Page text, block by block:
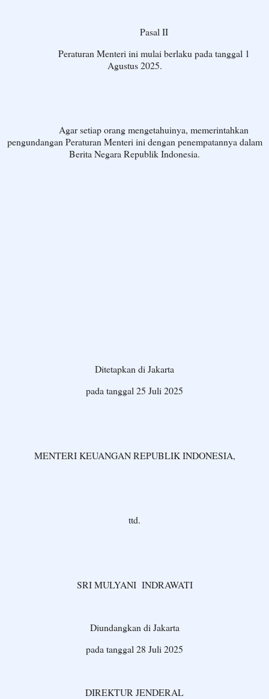
Pasal II
Peraturan Menteri ini mulai berlaku pada tanggal 1
Agustus 2025.
Agar setiap orang mengetahuinya, memerintahkan
pengundangan Peraturan Menteri ini dengan penempatannya dalam
Berita Negara Republik Indonesia.
Ditetapkan di Jakarta
pada tanggal 25 Juli 2025
MENTERI KEUANGAN REPUBLIK INDONESIA,
ttd.
SRI MULYANI INDRAWATI
Diundangkan di Jakarta
pada tanggal 28 Juli 2025
DIREKTUR JENDERAL